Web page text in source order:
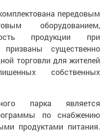
передовым
оборудованием,
продукции при
существенно
торговли для жителей
собственных
парка является
по снабжению
продуктами питания.